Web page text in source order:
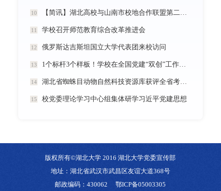
10 【简讯】湖北高校与山南市校地合作联盟第二次全体会议在我校召开
11 学校召开师范教育综合改革推进会
12 俄罗斯达吉斯坦国立大学代表团来校访问
13 1个标杆3个样板！学校在全国党建“双创”工作中再创佳绩
14 湖北省蜘蛛目动物自然科技资源库获评全省考核优秀
15 校党委理论学习中心组集体研学习近平党建思想
版权所有©湖北大学 2016 湖北大学党委宣传部
地址：湖北省武汉市武昌区友谊大道368号
邮政编码：430062
鄂ICP备05003305